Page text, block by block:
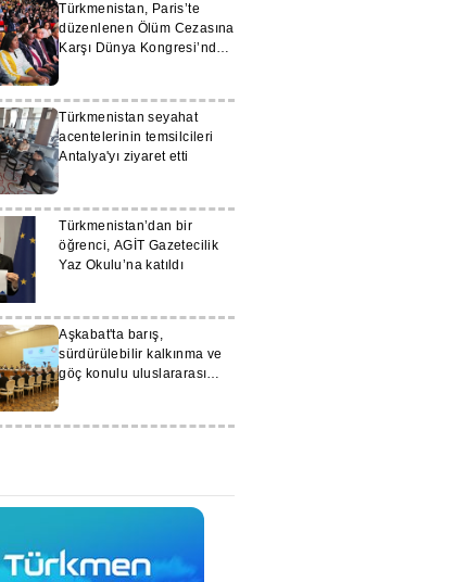
Türkmenistan, Paris’te
düzenlenen Ölüm Cezasına
Karşı Dünya Kongresi’nde
Türkmenistan seyahat
acentelerinin temsilcileri
Antalya'yı ziyaret etti
Türkmenistan’dan bir
öğrenci, AGİT Gazetecilik
Yaz Okulu’na katıldı
Aşkabat'ta barış,
sürdürülebilir kalkınma ve
göç konulu uluslararası